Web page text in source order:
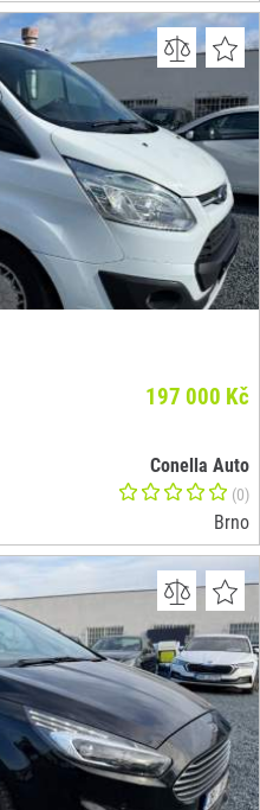
197 000 Kč
Conella Auto
(0)
Brno